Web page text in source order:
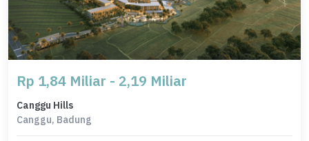
Rp 1,84 Miliar - 2,19 Miliar
Canggu Hills
Canggu, Badung